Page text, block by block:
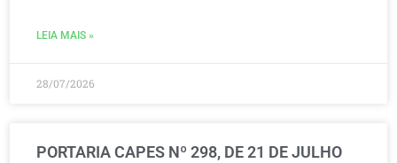
LEIA MAIS »
28/07/2026
PORTARIA CAPES Nº 298, DE 21 DE JULHO